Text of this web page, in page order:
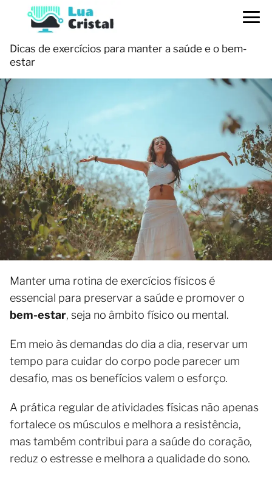
Dicas de exercícios para manter a saúde e o bem-
estar
Manter uma rotina de exercícios físicos é
essencial para preservar a saúde e promover o
bem-estar, seja no âmbito físico ou mental.
Em meio às demandas do dia a dia, reservar um
tempo para cuidar do corpo pode parecer um
desafio, mas os benefícios valem o esforço.
A prática regular de atividades físicas não apenas
fortalece os músculos e melhora a resistência,
mas também contribui para a saúde do coração,
reduz o estresse e melhora a qualidade do sono.